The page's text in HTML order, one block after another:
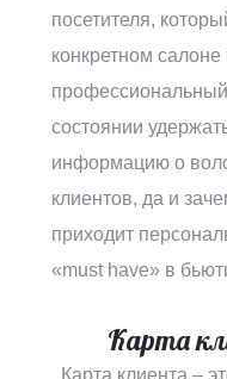
посетителя,
конкретном
состоянии
информацию о
клиентов, да и
приходит
«must have» в
Карта